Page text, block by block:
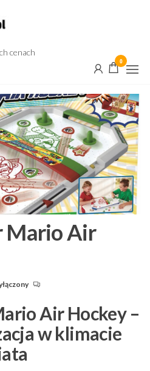
cenach
0
Mario Air
Air Hockey –
w klimacie